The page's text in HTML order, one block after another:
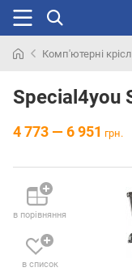
раніше
Комп'ютерні
Special4you
4 773 — 6 951 грн.
в порівняння
в список